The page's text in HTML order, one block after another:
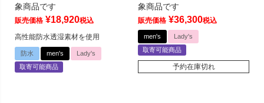
象商品です
販売価格 ¥18,920税込
高性能防水透湿素材を使用
防水 men's
Lady's
取寄可能商品
象商品です
販売価格 ¥36,300税込
men's
Lady's
取寄可能商品
予約在庫切れ